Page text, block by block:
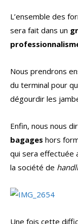
L’ensemble des
sera fait dans un
Nous prendrons
du terminal pour
dégourdir les
Enfin, nous nous
bagages hors
qui sera effectuée
la société de
Une fois cette